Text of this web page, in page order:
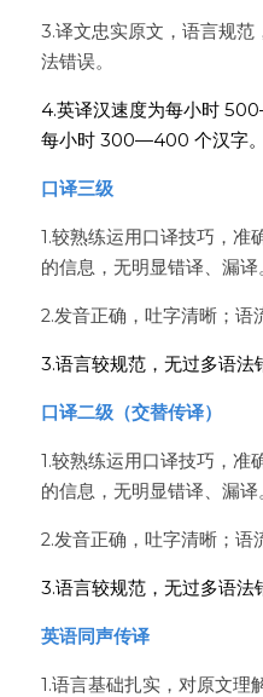
3.译文忠实原文，语言规
法错误。
4.英译汉速度为每小时
每小时 300—400 个汉字。
口译三级
1.较熟练运用口译技巧，准
的信息，无明显错译、漏译
2.发音正确，吐字清晰；语
3.语言较规范，无过多语法
口译二级（交替传译）
1.较熟练运用口译技巧，准
的信息，无明显错译、漏译
2.发音正确，吐字清晰；语
3.语言较规范，无过多语法
英语同声传译
1.语言基础扎实，对原文理